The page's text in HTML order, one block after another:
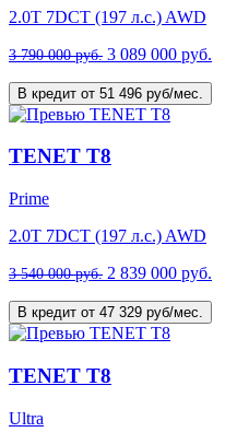
2.0T 7DCT (197 л.с.) AWD
3 790 000 руб. 3 089 000 руб.
В кредит от 51 496 руб/мес.
TENET T8
Prime
2.0T 7DCT (197 л.с.) AWD
3 540 000 руб. 2 839 000 руб.
В кредит от 47 329 руб/мес.
TENET T8
Ultra